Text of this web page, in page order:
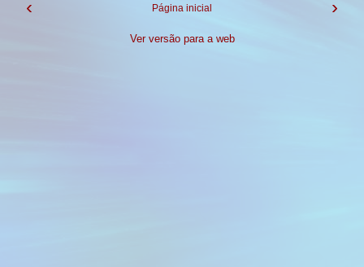
‹ ›
Página inicial
Ver versão para a web